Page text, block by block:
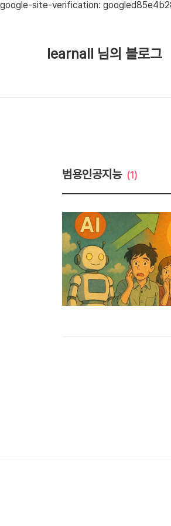
google-site-verification:
learnall 님의 블로그
범용인공지능 (1)